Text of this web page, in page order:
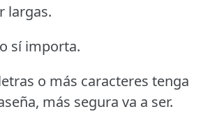
largas.
sí importa.
o más caracteres tenga
más segura va a ser.